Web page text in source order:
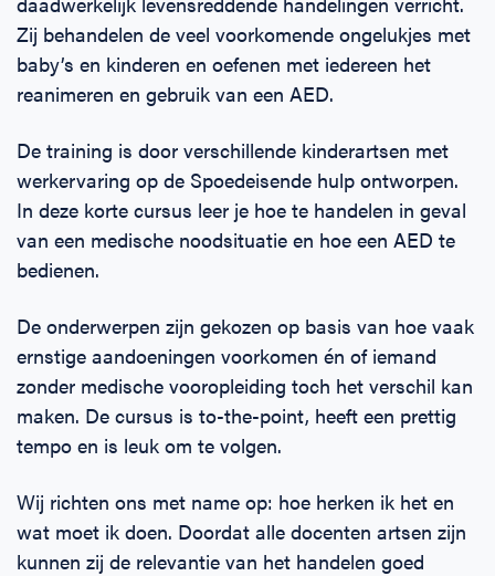
Zij behandelen de veel voorkomende ongelukjes met
baby’s en kinderen en oefenen met iedereen het
reanimeren en gebruik van een AED.
De training is door verschillende kinderartsen met
werkervaring op de Spoedeisende hulp ontworpen.
In deze korte cursus leer je hoe te handelen in geval
van een medische noodsituatie en hoe een AED te
bedienen.
De onderwerpen zijn gekozen op basis van hoe vaak
ernstige aandoeningen voorkomen én of iemand
zonder medische vooropleiding toch het verschil kan
maken. De cursus is to-the-point, heeft een prettig
tempo en is leuk om te volgen.
Wij richten ons met name op: hoe herken ik het en
wat moet ik doen. Doordat alle docenten artsen zijn
kunnen zij de relevantie van het handelen goed